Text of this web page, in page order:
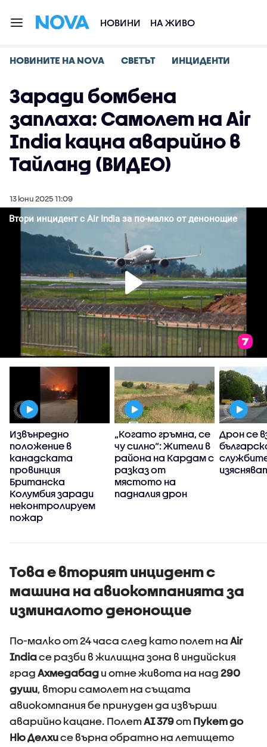
НОВИНИ НА ЖИВО
НОВИНИТЕ НА NOVA СВЕТЪТ ИНЦИДЕНТИ
Заради бомбена
заплаха: Самолет на Air
India кацна аварийно в
Тайланд (ВИДЕО)
13 юни 2025 11:09
Извънредно
положение в
канадската
провинция
Британска
Колумбия заради
неконтролируем
пожар
„Когато гръмна, се
чу силно“: Жители в
района на Кардам с
разказ от
мястото на
падналия дрон
Дрон се
Това е вторият инцидент с
машина на авиокомпанията за
изминалото денонощие
По-малко от 24 часа след като полет на Air
Indiaсе разби в жилищна зона в индийския
град Ахмедабад и отне живота на над 290
души, втори самолет на същата
авиокомпания бе принуден да извърши
аварийно кацане. ПолетAI 379от Пукет до
Ню Делхисе върна обратно на летището